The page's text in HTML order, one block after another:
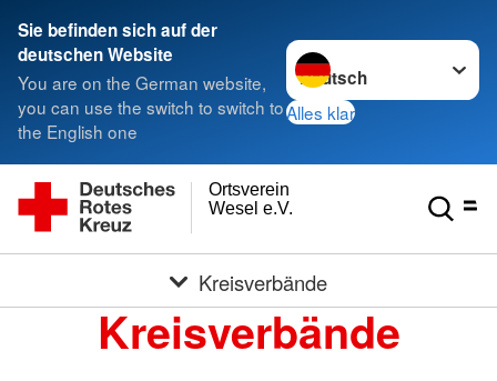
Sie befinden sich auf der
deutschen Website
You are on the German website,
you can use the switch to switch to
the English one
Sprache wechseln zu
Alles klar
Wesel e.V.
Ortsverein
Kreisverbände
Kreisverbände